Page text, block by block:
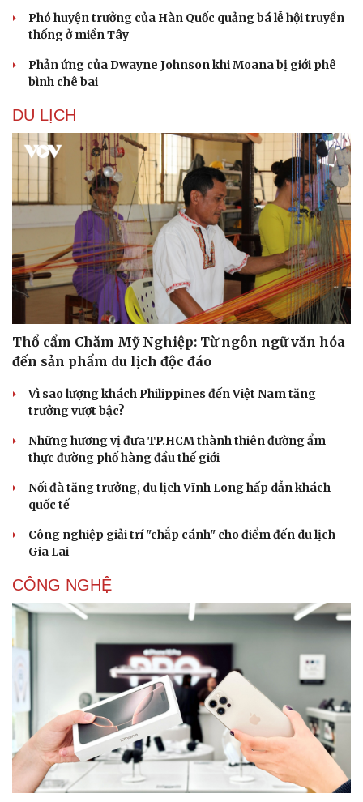
Văn hóa
Sân khấu - Điện ảnh
Văn học
Di sản
Nghệ sĩ
Phó huyện trưởng của Hàn Quốc quảng bá lễ hội truyền
thống ở miền Tây
Phản ứng của Dwayne Johnson khi Moana bị giới phê
bình chê bai
DU LỊCH
Thổ cẩm Chăm Mỹ Nghiệp: Từ ngôn ngữ văn hóa
đến sản phẩm du lịch độc đáo
Vì sao lượng khách Philippines đến Việt Nam tăng
trưởng vượt bậc?
Những hương vị đưa TP.HCM thành thiên đường ẩm
thực đường phố hàng đầu thế giới
Nối đà tăng trưởng, du lịch Vĩnh Long hấp dẫn khách
quốc tế
Công nghiệp giải trí "chắp cánh" cho điểm đến du lịch
Gia Lai
CÔNG NGHỆ